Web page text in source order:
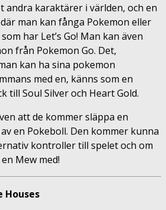
andra karaktärer i världen, och en
man kan fånga Pokemon eller
har Let’s Go! Man kan även
från Pokemon Go. Det,
kan ha sina pokemon
med en, känns som en
till Soul Silver och Heart Gold.
att de kommer släppa en
en Pokeboll. Den kommer kunna
kontroller till spelet och om
Mew med!
Houses